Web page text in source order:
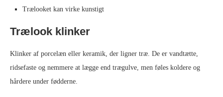
Trælooket kan virke kunstigt
Trælook klinker
Klinker af porcelæn eller keramik, der ligner træ. De er vandtætte,
ridsefaste og nemmere at lægge end trægulve, men føles koldere og
hårdere under fødderne.